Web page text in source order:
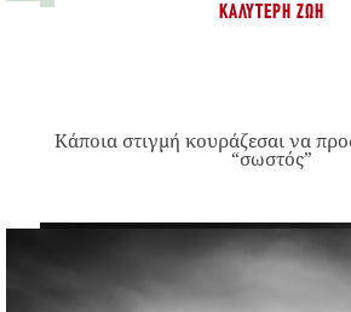
ΚΑΛΎΤΕΡΗ ΖΩΉ
Κάποια στιγμή κουράζεσαι να
“σωστός”